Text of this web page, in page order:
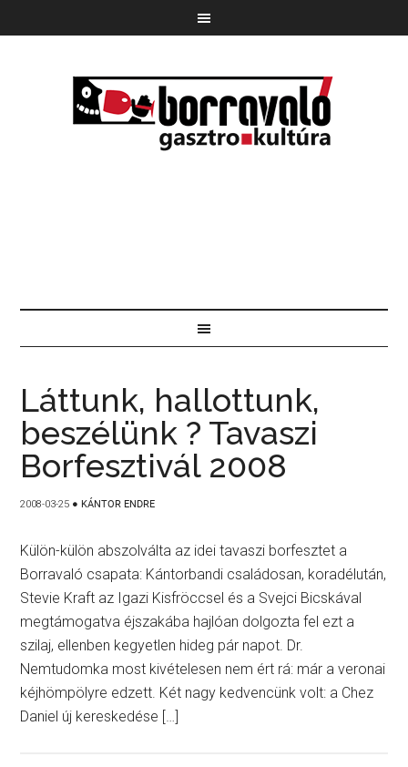
Láttunk, hallottunk,
beszélünk ? Tavaszi
Borfesztivál 2008
2008-03-25 ● KÁNTOR ENDRE
Külön-külön abszolválta az idei tavaszi borfesztet a
Borravaló csapata: Kántorbandi családosan, koradélután,
Stevie Kraft az Igazi Kisfröccsel és a Svejci Bicskával
megtámogatva éjszakába hajlóan dolgozta fel ezt a
szilaj, ellenben kegyetlen hideg pár napot. Dr.
Nemtudomka most kivételesen nem ért rá: már a veronai
kéjhömpölyre edzett. Két nagy kedvencünk volt: a Chez
Daniel új kereskedése […]